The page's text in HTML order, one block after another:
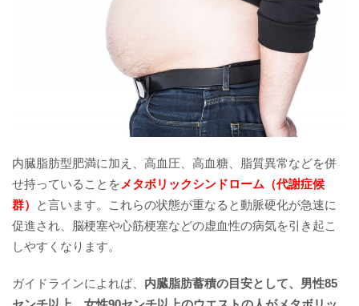
内臓脂肪型肥満に加え、高血圧、高血糖、脂質異常などを併
せ持っていることをメタボリックシンドローム（代謝症候
群）
と言います。これらの状態が重なると動脈硬化が急速に
促進され、脳梗塞や心筋梗塞などの虚血性の病気を引き起こ
しやすくなります。
ガイドラインによれば、 内臓脂肪蓄積の目安として、男性85